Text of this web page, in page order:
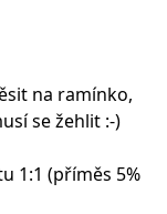
na ramínko,
se žehlit :-)
1:1 (příměs 5%